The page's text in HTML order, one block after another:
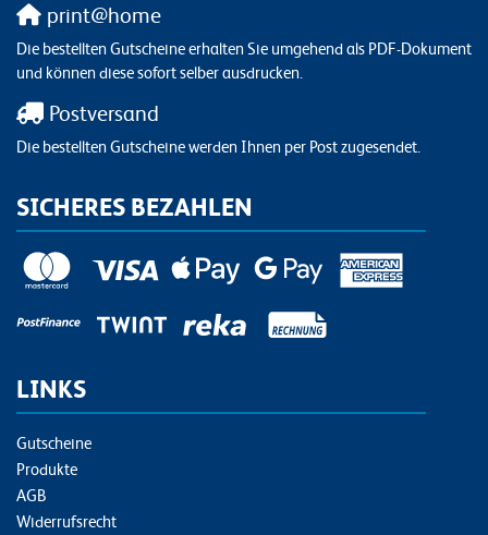
print@home
Die bestellten Gutscheine erhalten Sie umgehend als PDF-Dokument
und können diese sofort selber ausdrucken.
Postversand
Die bestellten Gutscheine werden Ihnen per Post zugesendet.
SICHERES BEZAHLEN
LINKS
Gutscheine
Produkte
AGB
Widerrufsrecht